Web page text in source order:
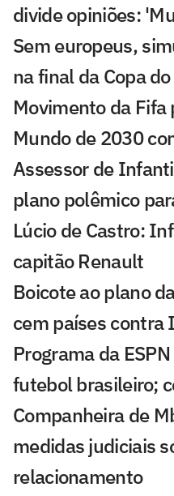
divide opiniões:
Sem europeus,
na final da Copa
Movimento da Fifa
Mundo de 2030
Assessor de
plano polêmico
Lúcio de Castro:
capitão Renault
Boicote ao plano
cem países contra
Programa da
futebol brasileiro;
Companheira de
medidas judiciais
relacionamento